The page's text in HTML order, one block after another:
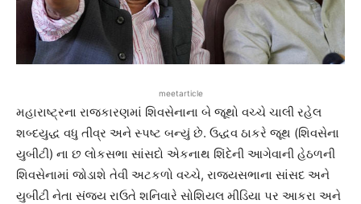
meetarticle
મહારાષ્ટ્રના રાજકારણમાં શિવસેનાના બે જૂથો વચ્ચે ચાલી રહેલ
શબ્દયુદ્ધ વધુ તીવ્ર અને સ્પષ્ટ બન્યું છે. ઉદ્ધવ ઠાકરે જૂથ (શિવસેના
યુબીટી) ના છ લોકસભા સાંસદો એકનાથ શિંદેની આગેવાની હેઠળની
શિવસેનામાં જોડાશે તેવી અટકળો વચ્ચે, રાજ્યસભાના સાંસદ અને
યુબીટી નેતા સંજય રાઉતે શનિવારે સોશિયલ મીડિયા પર આકરા અને